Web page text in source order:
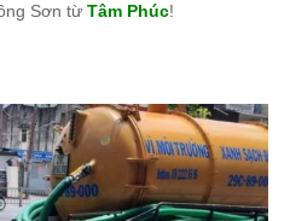
Sơn từ Tâm Phúc!